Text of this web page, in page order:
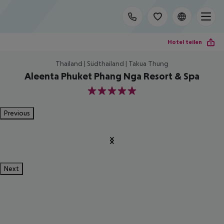
Hotel teilen
Thailand | Südthailand | Takua Thung
Aleenta Phuket Phang Nga Resort & Spa
5
Previous
Next